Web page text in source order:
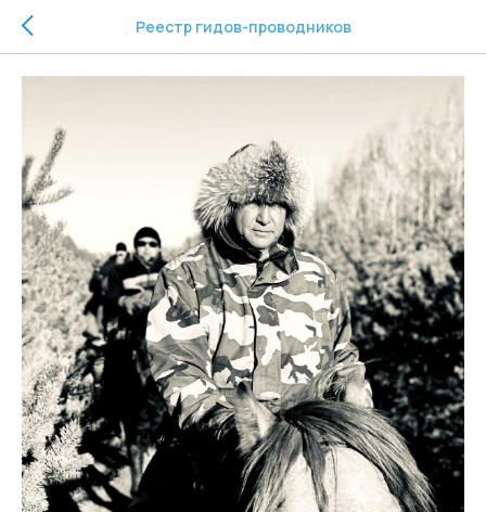
Реестр гидов-проводников